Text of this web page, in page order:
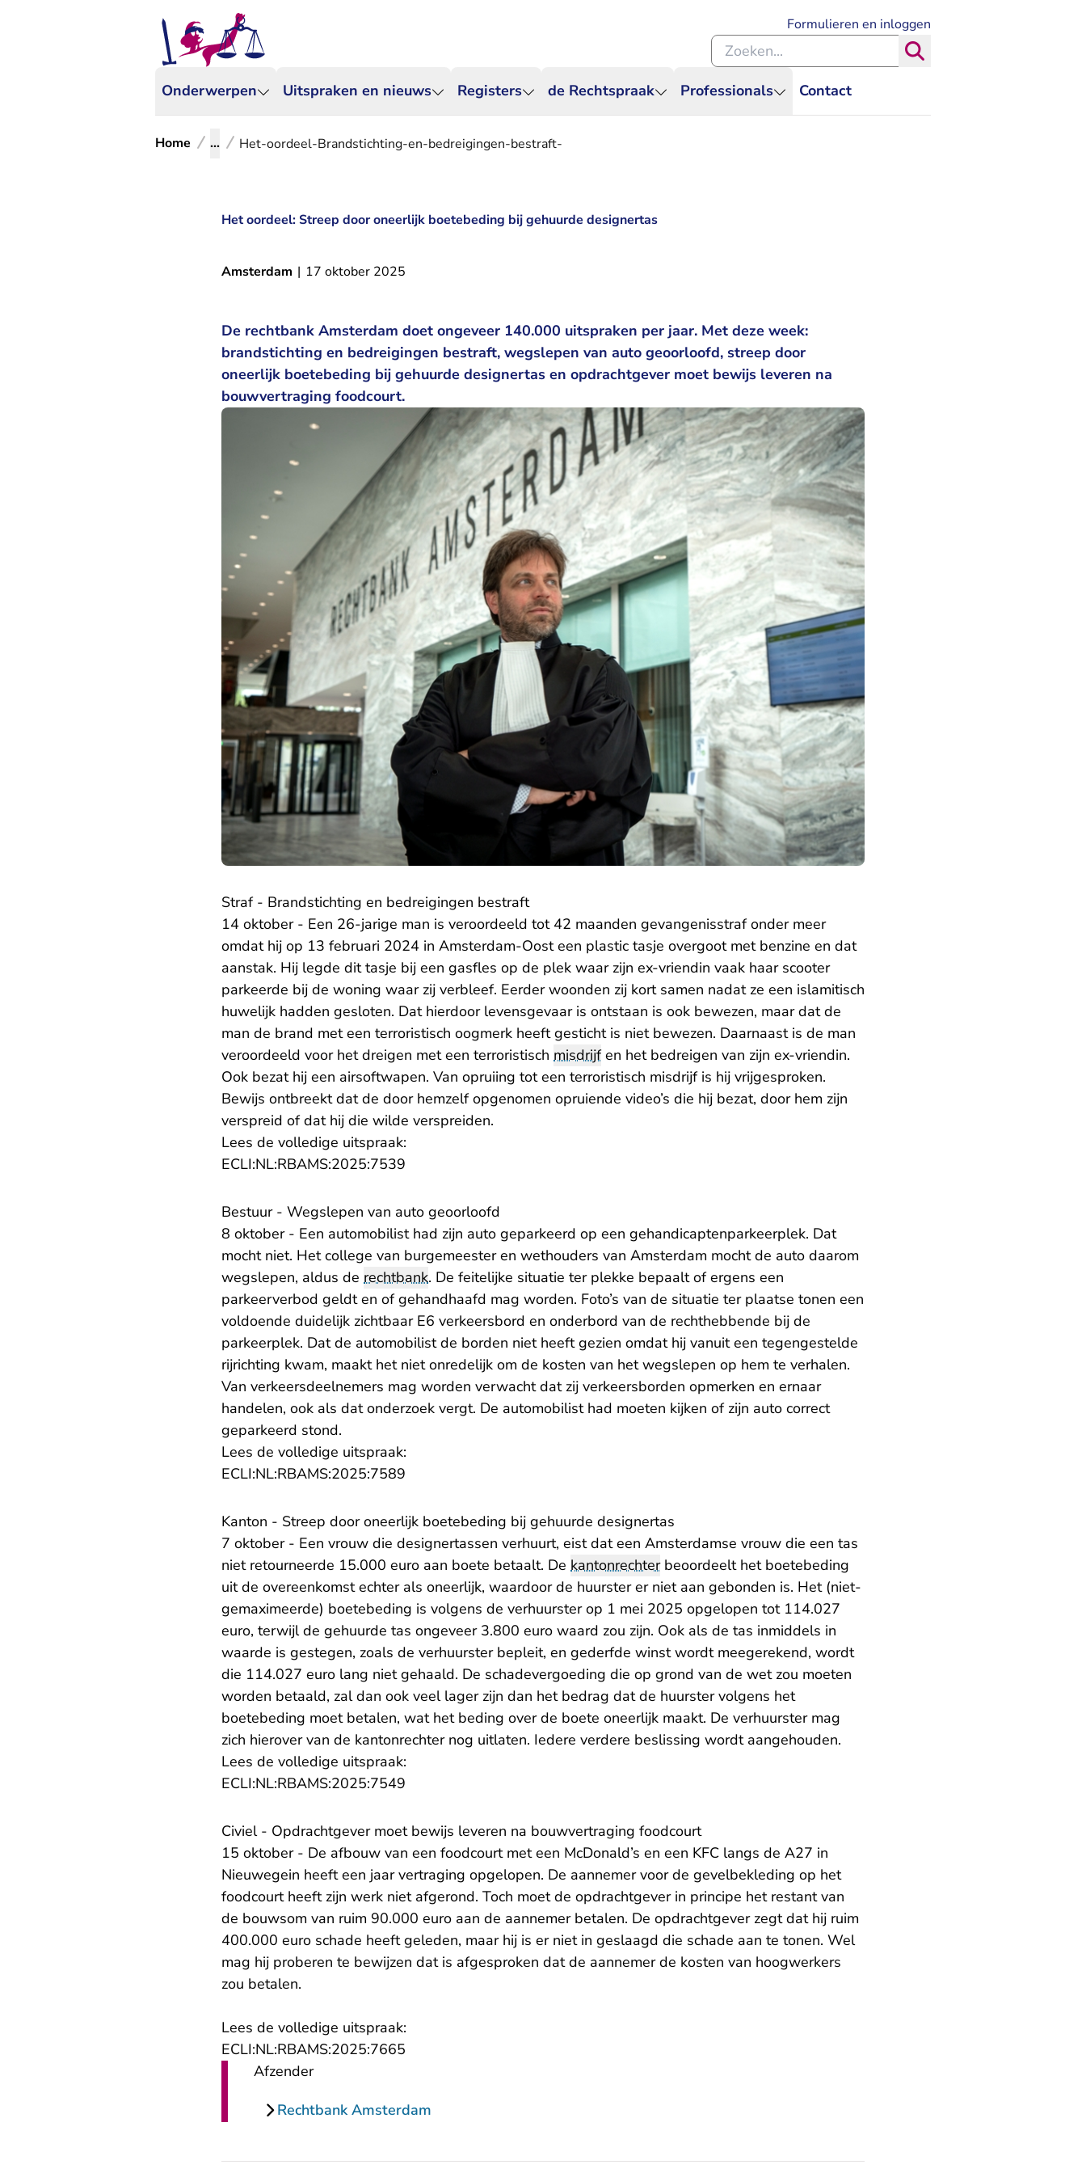
Onderwerpen Uitspraken en nieuws Registers de Rechtspraak Professionals Contact
Formulieren en inloggen
Zoeken binnen de Rechtspraak
Home ... Het-oordeel-Brandstichting-en-bedreigingen-bestraft-
Het oordeel: Streep door oneerlijk boetebeding bij gehuurde designertas
Amsterdam | 17 oktober 2025
De rechtbank Amsterdam doet ongeveer 140.000 uitspraken per jaar. Met deze week:
brandstichting en bedreigingen bestraft, wegslepen van auto geoorloofd, streep door
oneerlijk boetebeding bij gehuurde designertas en opdrachtgever moet bewijs leveren na
bouwvertraging foodcourt.
Straf - Brandstichting en bedreigingen bestraft
14 oktober - Een 26-jarige man is veroordeeld tot 42 maanden gevangenisstraf onder meer
omdat hij op 13 februari 2024 in Amsterdam-Oost een plastic tasje overgoot met benzine en dat
aanstak. Hij legde dit tasje bij een gasfles op de plek waar zijn ex-vriendin vaak haar scooter
parkeerde bij de woning waar zij verbleef. Eerder woonden zij kort samen nadat ze een islamitisch
huwelijk hadden gesloten. Dat hierdoor levensgevaar is ontstaan is ook bewezen, maar dat de
man de brand met een terroristisch oogmerk heeft gesticht is niet bewezen. Daarnaast is de man
veroordeeld voor het dreigen met een terroristisch misdrijfen het bedreigen van zijn ex-vriendin.
Ook bezat hij een airsoftwapen. Van opruiing tot een terroristisch misdrijf is hij vrijgesproken.
Bewijs ontbreekt dat de door hemzelf opgenomen opruiende video’s die hij bezat, door hem zijn
verspreid of dat hij die wilde verspreiden.
Lees de volledige uitspraak:
ECLI:NL:RBAMS:2025:7539
Bestuur - Wegslepen van auto geoorloofd
8 oktober - Een automobilist had zijn auto geparkeerd op een gehandicaptenparkeerplek. Dat
mocht niet. Het college van burgemeester en wethouders van Amsterdam mocht de auto daarom
wegslepen, aldus de rechtbank. De feitelijke situatie ter plekke bepaalt of ergens een
parkeerverbod geldt en of gehandhaafd mag worden. Foto’s van de situatie ter plaatse tonen een
voldoende duidelijk zichtbaar E6 verkeersbord en onderbord van de rechthebbende bij de
parkeerplek. Dat de automobilist de borden niet heeft gezien omdat hij vanuit een tegengestelde
rijrichting kwam, maakt het niet onredelijk om de kosten van het wegslepen op hem te verhalen.
Van verkeersdeelnemers mag worden verwacht dat zij verkeersborden opmerken en ernaar
handelen, ook als dat onderzoek vergt. De automobilist had moeten kijken of zijn auto correct
geparkeerd stond.
Lees de volledige uitspraak:
ECLI:NL:RBAMS:2025:7589
Kanton - Streep door oneerlijk boetebeding bij gehuurde designertas
7 oktober - Een vrouw die designertassen verhuurt, eist dat een Amsterdamse vrouw die een tas
niet retourneerde 15.000 euro aan boete betaalt. De kantonrechterbeoordeelt het boetebeding
uit de overeenkomst echter als oneerlijk, waardoor de huurster er niet aan gebonden is. Het (niet-
gemaximeerde) boetebeding is volgens de verhuurster op 1 mei 2025 opgelopen tot 114.027
euro, terwijl de gehuurde tas ongeveer 3.800 euro waard zou zijn. Ook als de tas inmiddels in
waarde is gestegen, zoals de verhuurster bepleit, en gederfde winst wordt meegerekend, wordt
die 114.027 euro lang niet gehaald. De schadevergoeding die op grond van de wet zou moeten
worden betaald, zal dan ook veel lager zijn dan het bedrag dat de huurster volgens het
boetebeding moet betalen, wat het beding over de boete oneerlijk maakt. De verhuurster mag
zich hierover van de kantonrechter nog uitlaten. Iedere verdere beslissing wordt aangehouden.
Lees de volledige uitspraak:
ECLI:NL:RBAMS:2025:7549
Civiel - Opdrachtgever moet bewijs leveren na bouwvertraging foodcourt
15 oktober - De afbouw van een foodcourt met een McDonald’s en een KFC langs de A27 in
Nieuwegein heeft een jaar vertraging opgelopen. De aannemer voor de gevelbekleding op het
foodcourt heeft zijn werk niet afgerond. Toch moet de opdrachtgever in principe het restant van
de bouwsom van ruim 90.000 euro aan de aannemer betalen. De opdrachtgever zegt dat hij ruim
400.000 euro schade heeft geleden, maar hij is er niet in geslaagd die schade aan te tonen. Wel
mag hij proberen te bewijzen dat is afgesproken dat de aannemer de kosten van hoogwerkers
zou betalen.
Lees de volledige uitspraak:
ECLI:NL:RBAMS:2025:7665
Afzender
Rechtbank Amsterdam